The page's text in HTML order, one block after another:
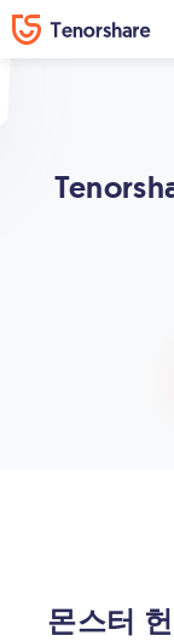
몬스터